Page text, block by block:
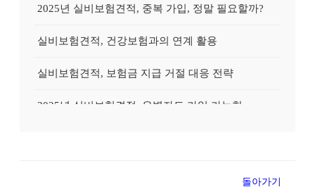
2025년 실비보험견적, 중복 가입, 정말 필요할까?
실비보험견적, 건강보험과의 연계 활용
실비보험견적, 보험금 지급 거절 대응 전략
돌아가기